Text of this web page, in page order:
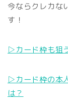
今ならクレカな
す！
▷カード枠も狙
▷カード枠の本
は？